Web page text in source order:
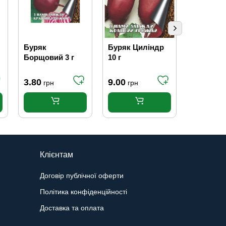
Буряк
Борщовий 3 г
3.80 грн
Буряк Циліндр
10 г
9.00 грн
Клієнтам
Договір публічної оферти
Політика конфіденційності
Доставка та оплата